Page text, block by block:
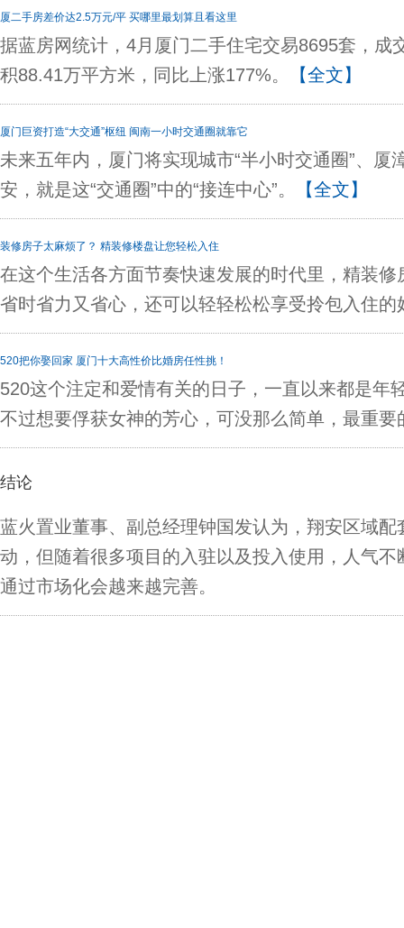
车站 厦门人28年的回忆
厦二手房差价达2.5万元/平 买哪里最划算且看这里
据蓝房网统计，4月厦门二手住宅交易8695套，成
积88.41万平方米，同比上涨177%。
【全文】
厦门巨资打造“大交通”枢纽 闽南一小时交通圈就靠它
未来五年内，厦门将实现城市“半小时交通圈”、厦
安，就是这“交通圈”中的“接连中心”。
【全文】
装修房子太麻烦了？ 精装修楼盘让您轻松入住
在这个生活各方面节奏快速发展的时代里，精装
省时省力又省心，还可以轻轻松松享受拎包入住的
520把你娶回家 厦门十大高性价比婚房任性挑！
520这个注定和爱情有关的日子，一直以来都是年
不过想要俘获女神的芳心，可没那么简单，最重要
结论
蓝火置业董事、副总经理钟国发认为，翔安区域
动，但随着很多项目的入驻以及投入使用，人气
通过市场化会越来越完善。